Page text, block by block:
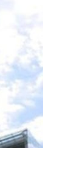
·하한가 주문금지"
라고?'…ISA 세제